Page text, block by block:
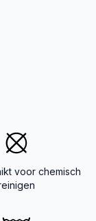
voor chemisch